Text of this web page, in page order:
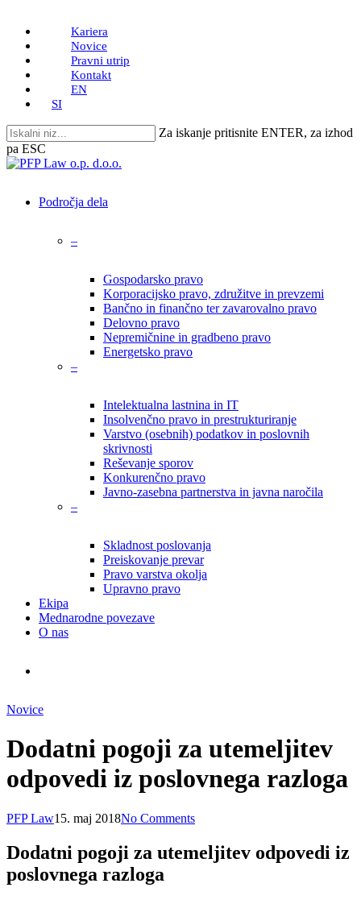
Skip
main
content
Kariera
Novice
Pravni utrip
Kontakt
EN
SI
Za iskanje pritisnite ENTER, za izhod
pa ESC
Close
search
Menu Področja dela
–
Gospodarsko pravo
Korporacijsko pravo, združitve in prevzemi
Bančno in finančno ter zavarovalno pravo
Delovno pravo
Nepremičnine in gradbeno pravo
Energetsko pravo
–
Intelektualna lastnina in IT
Insolvenčno pravo in prestrukturiranje
Varstvo (osebnih) podatkov in poslovnih
skrivnosti
Reševanje sporov
Konkurenčno pravo
Javno-zasebna partnerstva in javna naročila
–
Skladnost poslovanja
Preiskovanje prevar
Pravo varstva okolja
Upravno pravo
Ekipa
Mednarodne povezave
O nas
Novice
Dodatni pogoji za utemeljitev
odpovedi iz poslovnega razloga
PFP Law15. maj 2018No Comments
Dodatni pogoji za utemeljitev odpovedi iz
poslovnega razloga